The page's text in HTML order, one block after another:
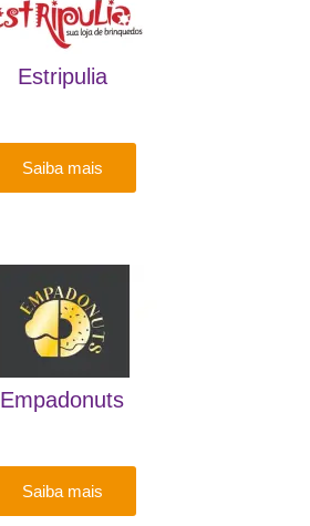
Estripulia
Saiba mais
Empadonuts
Saiba mais